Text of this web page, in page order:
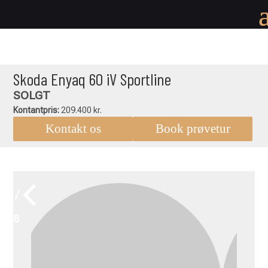
Skoda Enyaq 60 iV Sportline
SOLGT
Kontantpris: 209.400 kr.
Kontakt os Book prøvetur